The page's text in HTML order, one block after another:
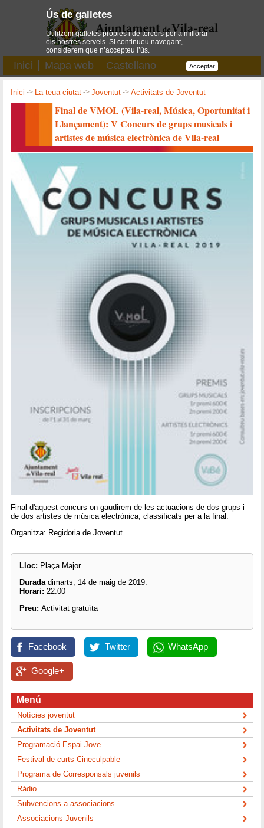
Inici Mapa web Castellano
Inici -> La teua ciutat ->Joventut ->Activitats de Joventut
Final de VMOL (Vila-real, Música, Oportunitat i
Llançament): V Concurs de grups musicals i
artistes de música electrònica de Vila-real
Final d'aquest concurs on gaudirem de les actuacions de dos grups i
de dos artistes de música electrònica, classificats per a la final.
Organitza: Regidoria de Joventut
Lloc: Plaça Major
Durada dimarts, 14 de maig de 2019.
Horari: 22:00
Preu: Activitat gratuïta
Facebook Twitter WhatsApp
Google+
Menú
Notícies joventut
Activitats de Joventut
Programació Espai Jove
Festival de curts Cineculpable
Programa de Corresponsals juvenils
Ràdio
Subvencions a associacions
Associacions Juvenils
Ús de galletes
Utilitzem galletes pròpies i de tercers per a millorar
els nostres serveis. Si continueu navegant,
considerem que n’accepteu l’ús.
Acceptar